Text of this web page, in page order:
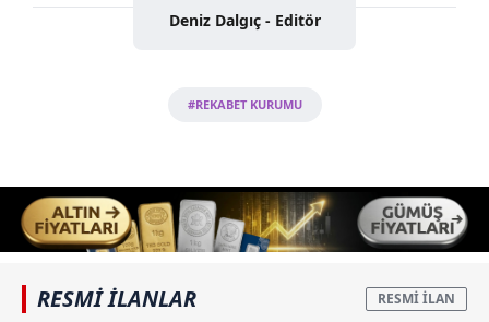
Deniz Dalgıç - Editör
#REKABET KURUMU
RESMİ İLANLAR